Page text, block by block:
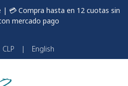
| 💳 Compra hasta en 12 cuotas sin
mercado pago
CLP | English